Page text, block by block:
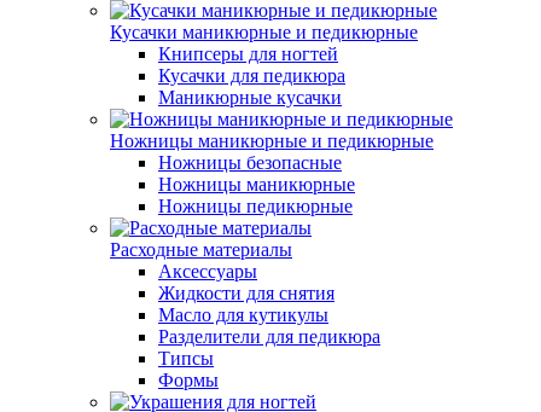
Кусачки маникюрные и педикюрные
Книпсеры для ногтей
Кусачки для педикюра
Маникюрные кусачки
Ножницы маникюрные и педикюрные
Ножницы безопасные
Ножницы маникюрные
Ножницы педикюрные
Расходные материалы
Аксессуары
Жидкости для снятия
Масло для кутикулы
Разделители для педикюра
Типсы
Формы